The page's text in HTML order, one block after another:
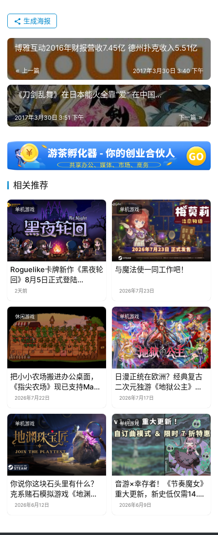
中
文
中
国
)
生成海报
博雅互动2016年财报营收7.45亿 德州扑克收入5.51亿
上一篇 2017年3月30日 3:40 下午
《刀剑乱舞》在日本能火全靠“爱” 在中国…
下一篇
2017年3月30日 3:51 下午
相关推荐
单机游戏
Roguelike卡牌新作《黑夜轮
回》8月5日正式登陆
Steam，首发9折优惠开启
2天前
单机游戏
与魔法使一同工作吧！
2026年7月23日
休闲游戏
把小小农场搬进办公桌面，
《指尖农场》现已支持Mac
系统！
2026年7月22日
单机游戏
日漫正统在欧洲？经典复古
二次元独游《地狱公主》现
已EA上线
2026年7月17日
单机游戏
你说你这块石头里有什么？
克系赌石模拟游戏《地渊珠
宝匠》6月12日开启Steam
2026年6月12日
单机游戏
音游×幸存者！《节奏魔女》
重大更新，新史低仅需14.7
元2026年6月9日